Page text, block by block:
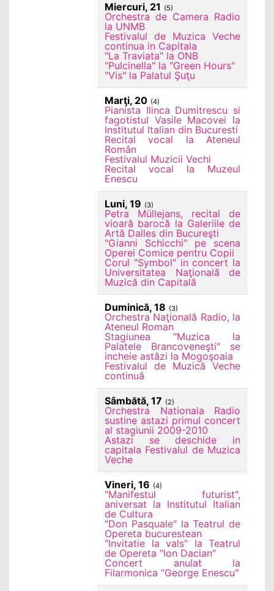
Miercuri, 21 (5)
Orchestra de Camera Radio
la UNMB
Festivalul de Muzica Veche
continua in Capitala
"La Traviata" la ONB
"Pulcinella" la "Green Hours"
"Vis" la Palatul Şuţu
Marţi, 20 (4)
Pianista Ilinca Dumitrescu si
fagotistul Vasile Macovei la
Institutul Italian din Bucuresti
Recital vocal la Ateneul
Român
Festivalul Muzicii Vechi
Recital vocal la Muzeul
Enescu
Luni, 19 (3)
Petra Müllejans, recital de
vioară barocă la Galeriile de
Artă Dalles din Bucureşti
"Gianni Schicchi" pe scena
Operei Comice pentru Copii
Corul "Symbol" in concert la
Universitatea Naţională de
Muzică din Capitală
Duminică, 18 (3)
Orchestra Naţională Radio, la
Ateneul Roman
Stagiunea "Muzica la
Palatele Brancoveneşti" se
incheie astăzi la Mogoşoaia
Festivalul de Muzică Veche
continuă
Sâmbătă, 17 (2)
Orchestra Nationala Radio
sustine astazi primul concert
al stagiunii 2009-2010
Astazi se deschide in
capitala Festivalul de Muzica
Veche
Vineri, 16 (4)
"Manifestul futurist",
aniversat la Institutul Italian
de Cultura
"Don Pasquale" la Teatrul de
Opereta bucurestean
"Invitatie la vals" la Teatrul
de Opereta "Ion Dacian"
Concert anulat la
Filarmonica "George Enescu"